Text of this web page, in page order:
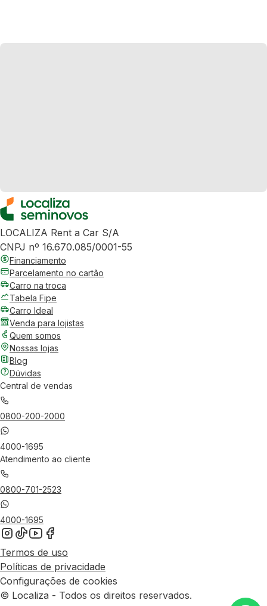
LOCALIZA Rent a Car S/A
CNPJ nº 16.670.085/0001-55
Financiamento
Parcelamento no cartão
Carro na troca
Tabela Fipe
Carro Ideal
Venda para lojistas
Quem somos
Nossas lojas
Blog
Dúvidas
Central de vendas
0800-200-2000
4000-1695
Atendimento ao cliente
0800-701-2523
4000-1695
Termos de uso
Políticas de privacidade
Configurações de cookies
© Localiza - Todos os direitos reservados.